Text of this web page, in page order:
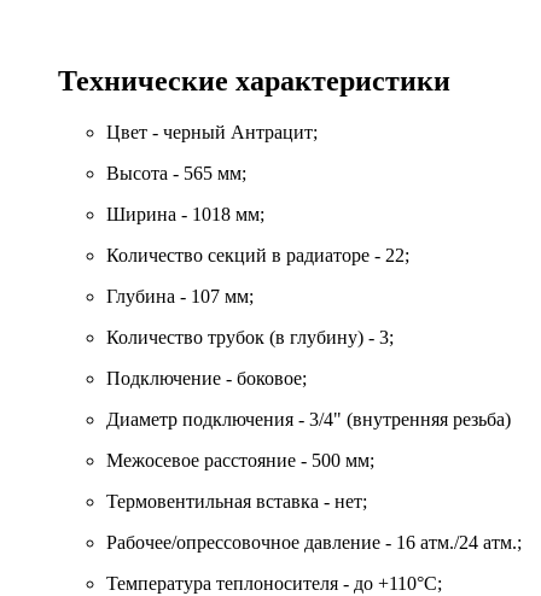
Технические характеристики
Цвет - черный Антрацит;
Высота - 565 мм;
Ширина - 1018 мм;
Количество секций в радиаторе - 22;
Глубина - 107 мм;
Количество трубок (в глубину) - 3;
Подключение - боковое;
Диаметр подключения - 3/4" (внутренняя резьба)
Межосевое расстояние - 500 мм;
Термовентильная вставка - нет;
Рабочее/опрессовочное давление - 16 атм./24 атм.;
Температура теплоносителя - до +110°C;